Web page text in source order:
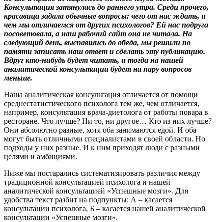
Консультация затянулась до раннего утра. Среди прочего,
красавица задала обычные вопросы: чего от нас ждать, и
чем мы отличаемся от других психологов? Ей нас подруга
посоветовала, а наш рабочий сайт она не читала. На
следующий день, выспавшись до обеда, мы решили по
памяти записать наш ответ и сделать эту публикацию.
Вдруг кто-нибудь будет читать, и тогда на нашей
аналитической консультации будет на пару вопросов
меньше.
Наша аналитическая консультация отличается от помощи
среднестатистического психолога тем же, чем отличается,
например, консультация врача-диетолога от работы повара в
ресторане. Что лучше? Ни то, ни другое… Кто из них лучше?
Они абсолютно разные, хотя оба занимаются едой. И оба
могут быть отличными специалистами в своей области. Но
подходы у них разные. И к ним приходят люди с разными
целями и амбициями.
Ниже мы постарались систематизировать различия между
традиционной консультацией психолога и нашей
аналитической консультацией «Успешные мозги». Для
удобства текст разбит на подпункты: А – касается
консультации психолога, Б – касается нашей аналитической
консультации «Успешные мозги».